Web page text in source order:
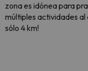
zona es idónea para
múltiples actividades al
sólo 4 km!